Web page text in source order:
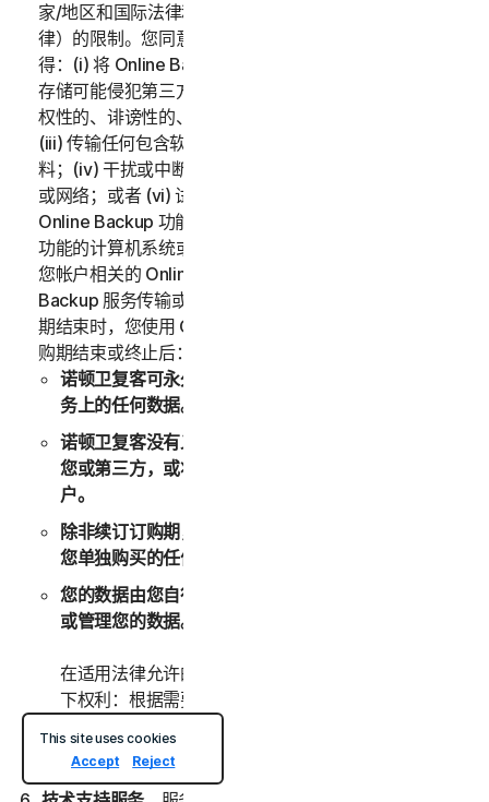
家/地区和国际法律和法规（包括但不限于美国出口法
律）的限制。您同意遵守以上适用的法律和法规，并且不
得：(i) 将 Online Backup 功能用于非法目的；(ii) 传输或
存储可能侵犯第三方知识产权或其他权利的资料，或者侵
权性的、诽谤性的、诬蔑性的、侵犯他人隐私的资料；
(iii) 传输任何包含软件病毒或其他有害的计算机代码的资
料；(iv) 干扰或中断连接到 Online Backup 功能的服务器
或网络；或者 (vi) 试图对 Online Backup 功能、其他
Online Backup 功能用户的帐户或连接到 Online Backup
功能的计算机系统或网络进行未经授权的访问。您应对与
您帐户相关的 Online Backup 服务的使用和通过 Online
Backup 服务传输或存储的数据负全部责任。适用的订购
期结束时，您使用 Online Backup 服务的权利将终止。订
购期结束或终止后：
诺顿卫复客可永久性地删除存储在 Online Backup 服
务上的任何数据。
诺顿卫复客没有义务维护任何数据、将这些数据转发给
您或第三方，或将这些数据迁移到其他备份服务或帐
户。
除非续订订购期，否则在此之前，您无法将数据存储到
您单独购买的任何其他备份空间。
您的数据由您自行管理。诺顿卫复客没有义务为您监控
或管理您的数据。
在适用法律允许的最大范围内，诺顿卫复客始终保留以
下权利：根据需要监控、审查、保留和/或披露任何数
政府要求，或者调查您的任何滥用或可疑违规。
This site uses cookies
Accept
Reject